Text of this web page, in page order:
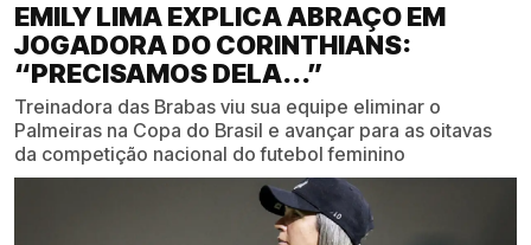
EMILY LIMA EXPLICA ABRAÇO EM
JOGADORA DO CORINTHIANS:
“PRECISAMOS DELA...”
Treinadora das Brabas viu sua equipe eliminar o
Palmeiras na Copa do Brasil e avançar para as oitavas
da competição nacional do futebol feminino